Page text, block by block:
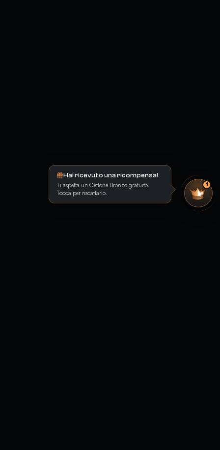
Hai ricevuto una ricompensa!
Ti aspetta un Gettone Bronzo gratuito.
Tocca per riscattarlo.
1